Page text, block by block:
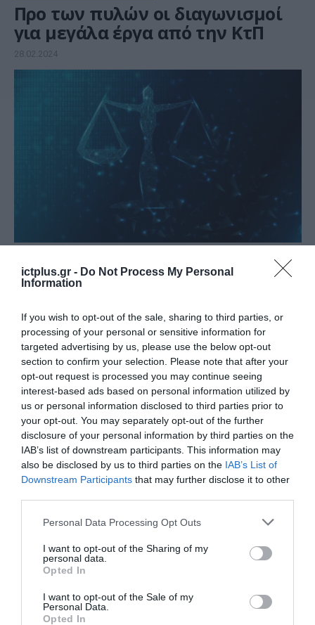
ictplus.gr - Do Not Process My Personal
Information
If you wish to opt-out of the sale, sharing to third parties, or
processing of your personal or sensitive information for
targeted advertising by us, please use the below opt-out
section to confirm your selection. Please note that after your
opt-out request is processed you may continue seeing
interest-based ads based on personal information utilized by
us or personal information disclosed to third parties prior to
your opt-out. You may separately opt-out of the further
disclosure of your personal information by third parties on the
IAB’s list of downstream participants. This information may
also be disclosed by us to third parties on the IAB’s List of
Downstream Participants that may further disclose it to other
Please note that this website/app uses one or more Google
not limited to your visit or usage behaviour. You may click to
grant or deny consent to Google and its third-party tags to
use your data for below specified purposes in below Google
consent section.
Personal Data Processing Opt Outs
I want to opt-out of the Sharing of my
personal data.
Opted In
I want to opt-out of the Sale of my
Personal Data.
Opted In
Προ των πυλών οι διαγωνισμοί
για μεγάλα έργα από την ΚτΠ
28.02.2024
Στην τελική ευθεία η
δικαστηρίων
26.02.2024
Σταύρος Ασθενίδης: “Προχωράμε
τα 5 μεγάλα έργα του E Justice”
13.02.2024